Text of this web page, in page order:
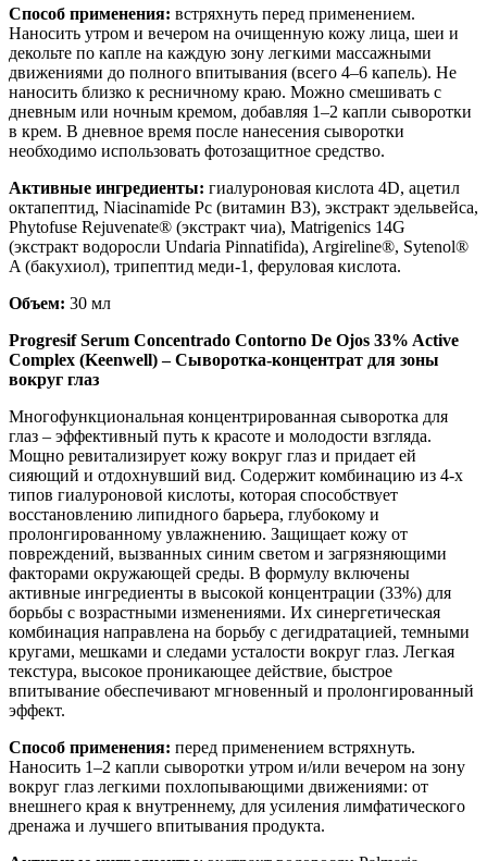
Способ применения: встряхнуть перед применением.
Наносить утром и вечером на очищенную кожу лица, шеи и
декольте по капле на каждую зону легкими массажными
движениями до полного впитывания (всего 4–6 капель). Не
наносить близко к ресничному краю. Можно смешивать с
дневным или ночным кремом, добавляя 1–2 капли сыворотки
в крем. В дневное время после нанесения сыворотки
необходимо использовать фотозащитное средство.
Активные ингредиенты: гиалуроновая кислота 4D, ацетил
октапептид, Niacinamide Pc (витамин B3), экстракт эдельвейса,
Phytofuse Rejuvenate® (экстракт чиа), Matrigenics 14G
(экстракт водоросли Undaria Pinnatifida), Argireline®, Sytenol®
A (бакухиол), трипептид меди-1, феруловая кислота.
Объем: 30 мл
Progresif Serum Concentrado Contorno De Ojos 33% Active
Complex (Keenwell) – Сыворотка-концентрат для зоны
вокруг глаз
Многофункциональная концентрированная сыворотка для
глаз – эффективный путь к красоте и молодости взгляда.
Мощно ревитализирует кожу вокруг глаз и придает ей
сияющий и отдохнувший вид. Содержит комбинацию из 4-х
типов гиалуроновой кислоты, которая способствует
восстановлению липидного барьера, глубокому и
пролонгированному увлажнению. Защищает кожу от
повреждений, вызванных синим светом и загрязняющими
факторами окружающей среды. В формулу включены
активные ингредиенты в высокой концентрации (33%) для
борьбы с возрастными изменениями. Их синергетическая
комбинация направлена на борьбу с дегидратацией, темными
кругами, мешками и следами усталости вокруг глаз. Легкая
текстура, высокое проникающее действие, быстрое
впитывание обеспечивают мгновенный и пролонгированный
эффект.
Способ применения: перед применением встряхнуть.
Наносить 1–2 капли сыворотки утром и/или вечером на зону
вокруг глаз легкими похлопывающими движениями: от
внешнего края к внутреннему, для усиления лимфатического
дренажа и лучшего впитывания продукта.